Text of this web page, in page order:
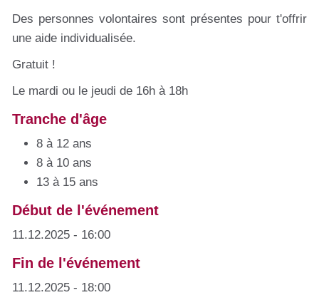
Des personnes volontaires sont présentes pour t'offrir
une aide individualisée.
Gratuit !
Le mardi ou le jeudi de 16h à 18h
Tranche d'âge
8 à 12 ans
8 à 10 ans
13 à 15 ans
Début de l'événement
11.12.2025 - 16:00
Fin de l'événement
11.12.2025 - 18:00